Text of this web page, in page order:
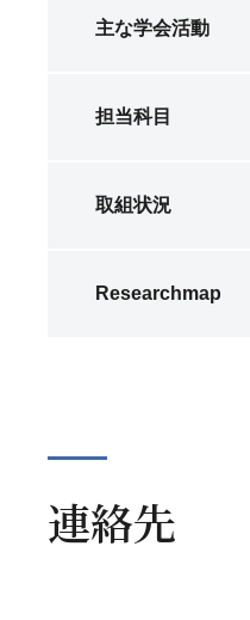
主な学会活動
担当科目
取組状況
Researchmap
連絡先